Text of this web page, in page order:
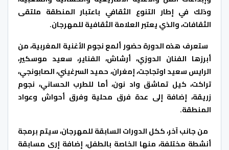
وذلك في إطار التنوع الثقافي باعتبار المنطقة ملتقى
الثقافات، والذي يعتبر العلامة الثقافية للمهرجان.
ستعرف هذه الدورة حضور ألمع نجوم الأغنية المغربية، من
أبرزها الفنان الدوزي، أرشاش، الفناير، سعيد موسكير،
الرايس سعيد اوتجاجت، إمغران، حميد السرغيني، الصابونجي،
تراكت، كيل تماشق واد نون، أما للطرب الحساني، نجوم
زريقة، إضافة إلى عدة فرق محلية وفرق أحواش وعواد
المنطقة.
من جانب آخر، ككل الدورات السابقة للمهرجان، سيتم برمجة
أنشطة مختلفة، منها الخاصة بالطفل، إضافة إرى مسابقة